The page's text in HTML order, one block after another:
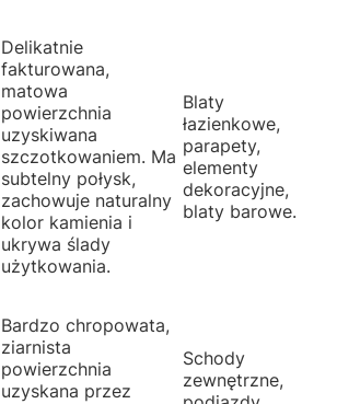
Delikatnie
fakturowana,
matowa
powierzchnia
uzyskiwana
szczotkowaniem. Ma
subtelny połysk,
zachowuje naturalny
kolor kamienia i
ukrywa ślady
użytkowania.
Blaty
łazienkowe,
parapety,
elementy
dekoracyjne,
blaty barowe.
Bardzo chropowata,
ziarnista
powierzchnia
uzyskana przez
Schody
zewnętrzne,